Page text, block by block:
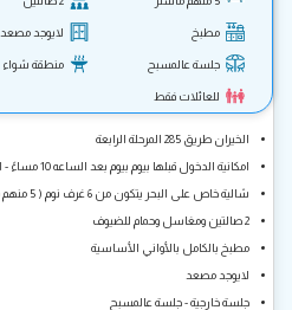
مطبخ لايوجد مصعد
جلسة عالمسبح منطقة شواء
للعائلات فقط
الخيران طريق 285 المرحلة الرابعة
امكانية الدخول قبلها بيوم بيوم بعد الساعه 10 مساءً - الاتصال قبل الوصول
شالية خاص على البحر يتكون من 6 غرف نوم ( 5 منهم ماستر )
2 صالتين ومغاسل وحمام للضيوف
مطبخ بالكامل بالأواني الأساسية
لايوجد مصعد
جلسة خارجية - جلسة عالمسبح